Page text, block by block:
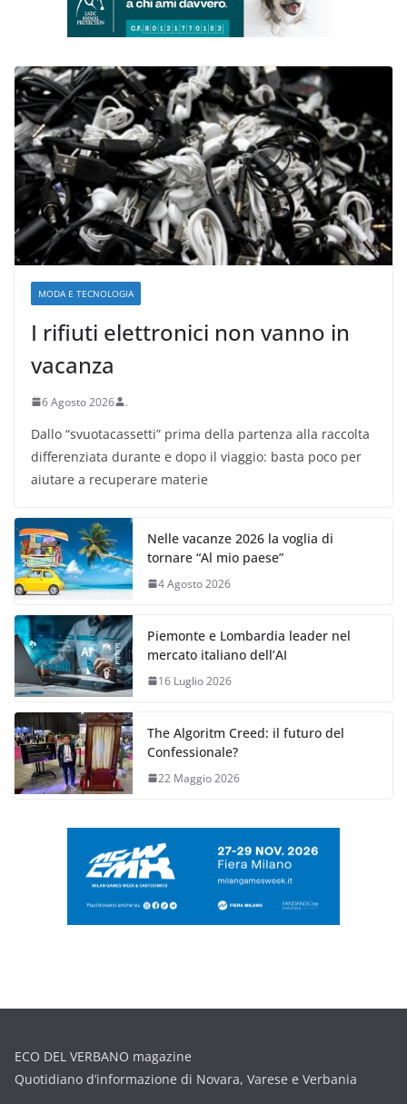
MODA E TECNOLOGIA
I rifiuti elettronici non vanno in
vacanza
6 Agosto 2026 .
Dallo “svuotacassetti” prima della partenza alla raccolta
differenziata durante e dopo il viaggio: basta poco per
aiutare a recuperare materie
Nelle vacanze 2026 la voglia di
tornare “Al mio paese”
4 Agosto 2026
Piemonte e Lombardia leader nel
mercato italiano dell’AI
16 Luglio 2026
The Algoritm Creed: il futuro del
Confessionale?
22 Maggio 2026
ECO DEL VERBANO magazine
Quotidiano d’informazione di Novara, Varese e Verbania